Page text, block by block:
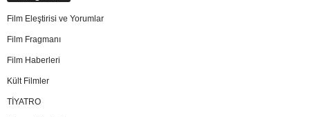
Film Eleştirisi ve Yorumlar
Film Fragmanı
Film Haberleri
Kült Filmler
TİYATRO